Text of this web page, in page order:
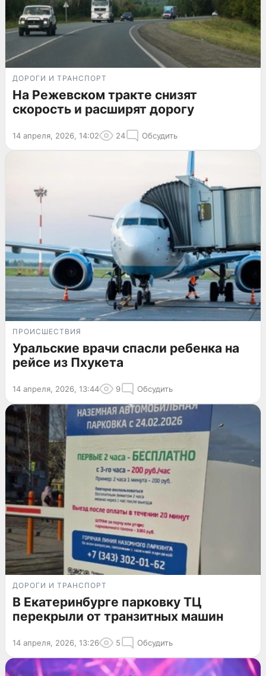
ДОРОГИ И ТРАНСПОРТ
На Режевском тракте снизят
скорость и расширят дорогу
14 апреля, 2026, 14:02 24 Обсудить
ПРОИСШЕСТВИЯ
Уральские врачи спасли ребенка на
рейсе из Пхукета
14 апреля, 2026, 13:44 9 Обсудить
ДОРОГИ И ТРАНСПОРТ
В Екатеринбурге парковку ТЦ
перекрыли от транзитных машин
14 апреля, 2026, 13:26 5 Обсудить